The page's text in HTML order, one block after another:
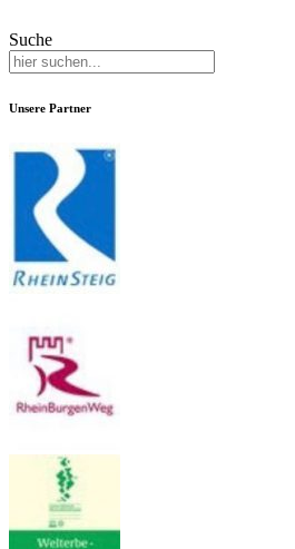
Suche
Unsere Partner